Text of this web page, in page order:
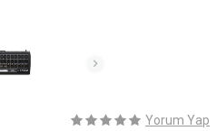
Yorum Yap